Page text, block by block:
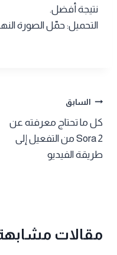
نتيجة أفضل.
التحميل: حمّل الصورة
تصفّح
المقالات
السابق
كل ما تحتاج معرفته عن
Sora 2 من التفعيل إلى
طريقة الفيديو
مقالات